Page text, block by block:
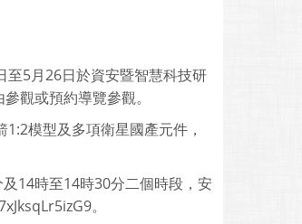
5月26日於資安暨智慧科技研
觀或預約導覽參觀。
模型及多項衛星國產元件，
14時至14時30分二個時段，安
。